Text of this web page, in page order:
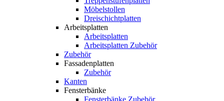
Möbelstollen
Dreischichtplatten
Arbeitsplatten
Arbeitsplatten
Arbeitsplatten Zubehör
Zubehör
Fassadenplatten
Zubehör
Kanten
Fensterbänke